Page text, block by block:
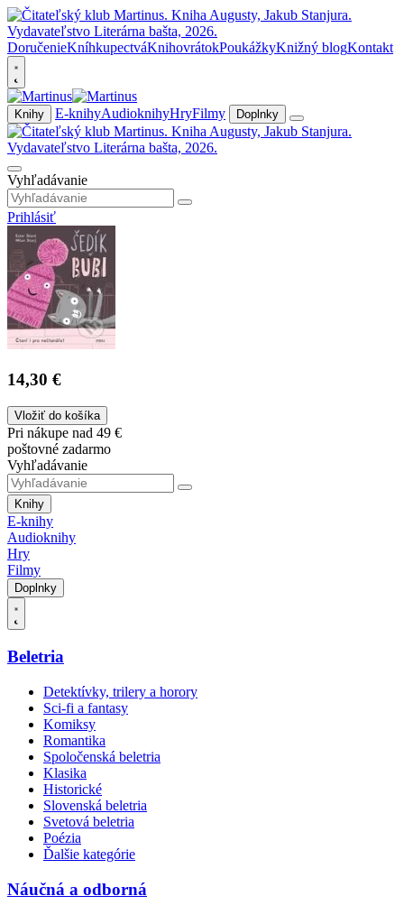
DoručenieKníhkupectváKnihovrátokPoukážkyKnižný blogKontakt
Knihy E-knihyAudioknihyHryFilmy Doplnky
Vyhľadávanie
Prihlásiť
14,30 €
Vložiť do košíka
Pri nákupe nad 49 €
poštovné zadarmo
Vyhľadávanie
Knihy
E-knihy
Audioknihy
Hry
Filmy
Doplnky
Beletria
Detektívky, trilery a horory
Sci-fi a fantasy
Komiksy
Romantika
Spoločenská beletria
Klasika
Historické
Slovenská beletria
Svetová beletria
Poézia
Ďalšie kategórie
Náučná a odborná